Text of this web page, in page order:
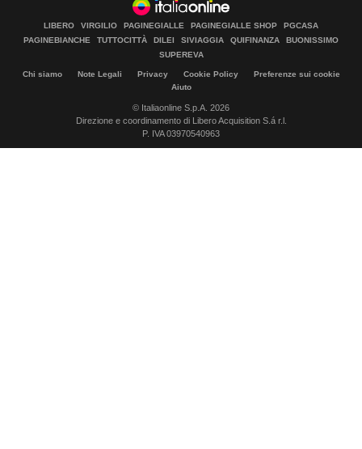
LIBERO VIRGILIO PAGINEGIALLE PAGINEGIALLE SHOP
PGCASA
PAGINEBIANCHE
TUTTOCITTÀ DILEI SIVIAGGIA QUIFINANZA
BUONISSIMO
SUPEREVA
Chi siamo Note Legali Privacy Cookie Policy
Preferenze sui cookie
Aiuto
© Italiaonline S.p.A. 2026
Direzione e coordinamento di Libero Acquisition S.á r.l.
P. IVA 03970540963